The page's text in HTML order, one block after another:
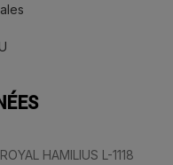
HAMILIUS L-1118